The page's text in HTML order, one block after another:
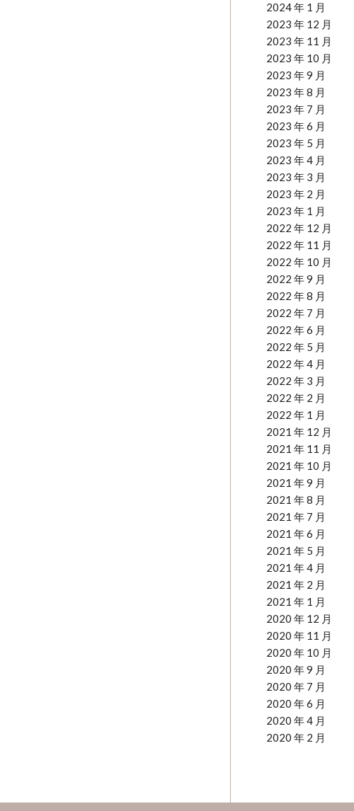
2024 年 1 月
2023 年 12 月
2023 年 11 月
2023 年 10 月
2023 年 9 月
2023 年 8 月
2023 年 7 月
2023 年 6 月
2023 年 5 月
2023 年 4 月
2023 年 3 月
2023 年 2 月
2023 年 1 月
2022 年 12 月
2022 年 11 月
2022 年 10 月
2022 年 9 月
2022 年 8 月
2022 年 7 月
2022 年 6 月
2022 年 5 月
2022 年 4 月
2022 年 3 月
2022 年 2 月
2022 年 1 月
2021 年 12 月
2021 年 11 月
2021 年 10 月
2021 年 9 月
2021 年 8 月
2021 年 7 月
2021 年 6 月
2021 年 5 月
2021 年 4 月
2021 年 2 月
2021 年 1 月
2020 年 12 月
2020 年 11 月
2020 年 10 月
2020 年 9 月
2020 年 7 月
2020 年 6 月
2020 年 4 月
2020 年 2 月